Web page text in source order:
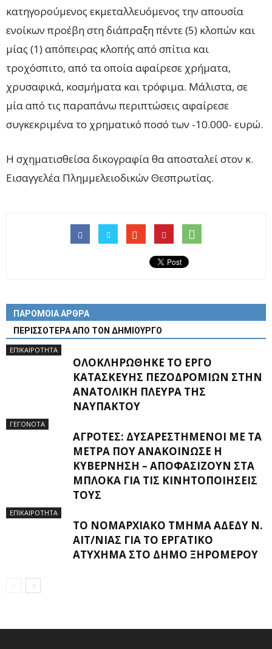
κατηγορούμενος εκμεταλλευόμενος την απουσία
ενοίκων προέβη στη διάπραξη πέντε (5) κλοπών και
μίας (1) απόπειρας κλοπής από σπίτια και
τροχόσπιτο, από τα οποία αφαίρεσε χρήματα,
χρυσαφικά, κοσμήματα και τρόφιμα. Μάλιστα, σε
μία από τις παραπάνω περιπτώσεις αφαίρεσε
συγκεκριμένα το χρηματικό ποσό των -10.000- ευρώ.
Η σχηματισθείσα δικογραφία θα αποσταλεί στον κ.
Εισαγγελέα Πλημμελειοδικών Θεσπρωτίας.
ΠΑΡΟΜΟΙΑ ΑΡΘΡΑ
ΠΕΡΙΣΣΟΤΕΡΑ ΑΠΟ ΤΟΝ ΔΗΜΙΟΥΡΓΟ
ΕΠΙΚΑΙΡΟΤΗΤΑ
ΟΛΟΚΛΗΡΏΘΗΚΕ ΤΟ ΈΡΓΟ
ΚΑΤΑΣΚΕΥΉΣ ΠΕΖΟΔΡΟΜΊΩΝ ΣΤΗΝ
ΑΝΑΤΟΛΙΚΉ ΠΛΕΥΡΆ ΤΗΣ
ΝΑΥΠΆΚΤΟΥ
ΓΕΓΟΝΟΤΑ
ΑΓΡΌΤΕΣ: ΔΥΣΑΡΕΣΤΗΜΈΝΟΙ ΜΕ ΤΑ
ΜΈΤΡΑ ΠΟΥ ΑΝΑΚΟΊΝΩΣΕ Η
ΚΥΒΈΡΝΗΣΗ – ΑΠΟΦΑΣΊΖΟΥΝ ΣΤΑ
ΜΠΛΌΚΑ ΓΙΑ ΤΙΣ ΚΙΝΗΤΟΠΟΙΉΣΕΙΣ
ΤΟΥΣ
ΕΠΙΚΑΙΡΟΤΗΤΑ
ΤΟ ΝΟΜΑΡΧΙΑΚΌ ΤΜΉΜΑ ΑΔΕΔΥ Ν.
ΑΙΤ/ΝΊΑΣ ΓΙΑ ΤΟ ΕΡΓΑΤΙΚΌ
ΑΤΎΧΗΜΑ ΣΤΟ ΔΉΜΟ ΞΗΡΟΜΈΡΟΥ